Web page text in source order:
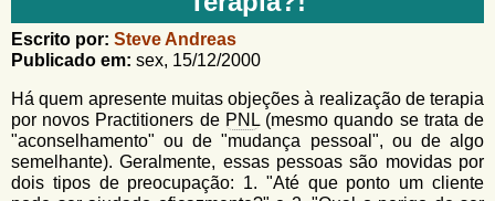
e
n
u
m
l
á
r
i
s
a
o
G
o
l
f
Escrito por: Steve Andreas
Publicado em: sex, 15/12/2000
Há quem apresente muitas objeções à realização de terapia
por novos Practitioners de PNL(mesmo quando se trata de
"aconselhamento" ou de "mudança pessoal", ou de algo
semelhante). Geralmente, essas pessoas são movidas por
dois tipos de preocupação: 1. "Até que ponto um cliente